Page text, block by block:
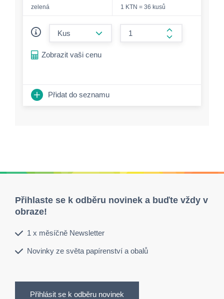
zelená
1 KTN = 36 kusů
form.increase-
Zobrazit vaši cenu
Přidat do seznamu
Přihlaste se k odběru novinek a buďte vždy v
obraze!
1 x měsíčně Newsletter
Novinky ze světa papírenství a obalů
Přihlásit se k odběru novinek